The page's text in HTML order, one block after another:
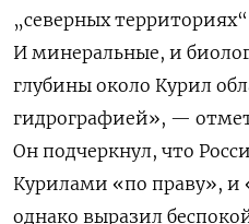
„северных
И минеральные, и
глубины около Курил
гидрографией», —
Он подчеркнул, что
Курилами «по праву», и
однако выразил